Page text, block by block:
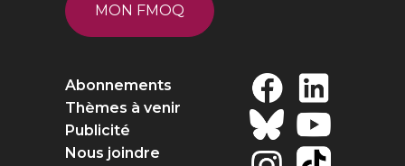
MON FMOQ
Abonnements
Thèmes à venir
Publicité
Nous joindre